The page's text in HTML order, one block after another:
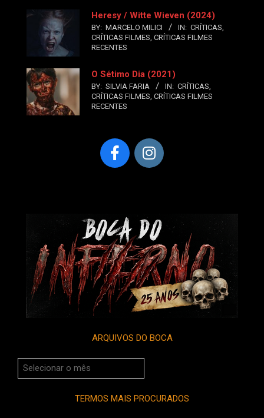
Heresy / Witte Wieven (2024)
BY: MARCELO MILICI IN: CRÍTICAS,
CRÍTICAS FILMES, CRÍTICAS FILMES
RECENTES
O Sétimo Dia (2021)
BY: SILVIA FARIA IN: CRÍTICAS,
CRÍTICAS FILMES, CRÍTICAS FILMES
RECENTES
ARQUIVOS DO BOCA
Arquivos
do
TERMOS MAIS PROCURADOS